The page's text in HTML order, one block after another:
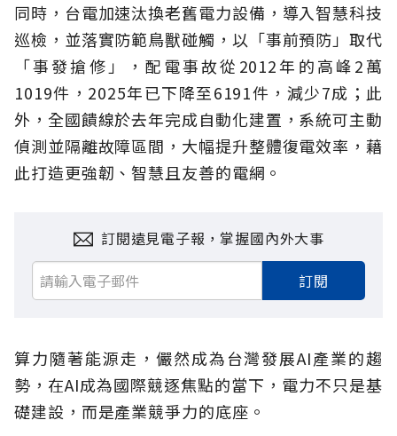
同時，台電加速汰換老舊電力設備，導入智慧科技
巡檢，並落實防範鳥獸碰觸，以「事前預防」取代
「事發搶修」，配電事故從2012年的高峰2萬
1019件，2025年已下降至6191件，減少7成；此
外，全國饋線於去年完成自動化建置，系統可主動
偵測並隔離故障區間，大幅提升整體復電效率，藉
此打造更強韌、智慧且友善的電網。
訂閱遠見電子報，掌握國內外大事
訂閱
算力隨著能源走，儼然成為台灣發展AI產業的趨
勢，在AI成為國際競逐焦點的當下，電力不只是基
礎建設，而是產業競爭力的底座。